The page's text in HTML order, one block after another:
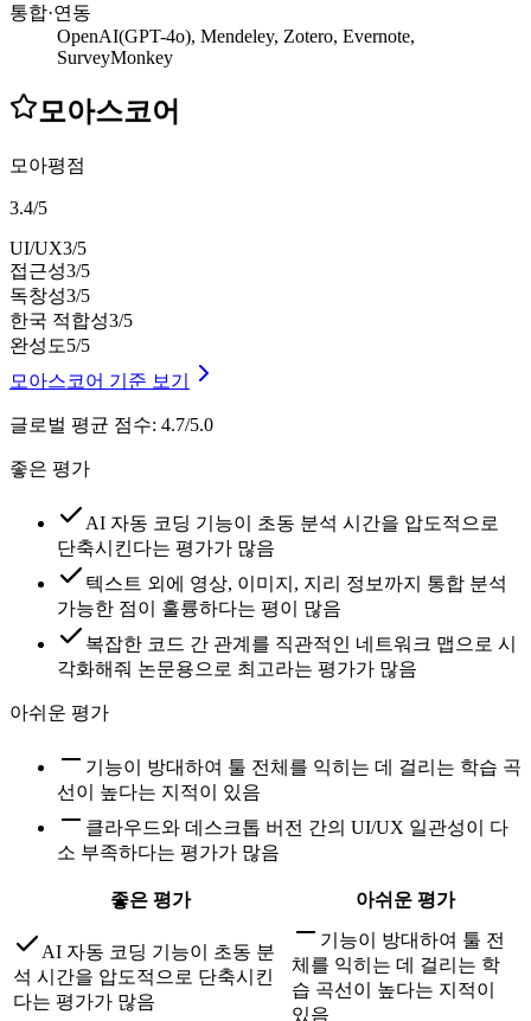
통합·연동
OpenAI(GPT-4o), Mendeley, Zotero, Evernote,
SurveyMonkey
모아스코어
모아평점
3.4/5
UI/UX3/5
접근성3/5
독창성3/5
한국 적합성3/5
완성도5/5
모아스코어 기준 보기
글로벌 평균 점수: 4.7/5.0
좋은 평가
AI 자동 코딩 기능이 초동 분석 시간을 압도적으로
단축시킨다는 평가가 많음
텍스트 외에 영상, 이미지, 지리 정보까지 통합 분석
가능한 점이 훌륭하다는 평이 많음
복잡한 코드 간 관계를 직관적인 네트워크 맵으로 시
각화해줘 논문용으로 최고라는 평가가 많음
아쉬운 평가
기능이 방대하여 툴 전체를 익히는 데 걸리는 학습 곡
선이 높다는 지적이 있음
클라우드와 데스크톱 버전 간의 UI/UX 일관성이 다
소 부족하다는 평가가 많음
좋은 평가 아쉬운 평가
AI 자동 코딩 기능이 초동 분
석 시간을 압도적으로 단축시킨
다는 평가가 많음
기능이 방대하여 툴 전
체를 익히는 데 걸리는 학
습 곡선이 높다는 지적이
있음